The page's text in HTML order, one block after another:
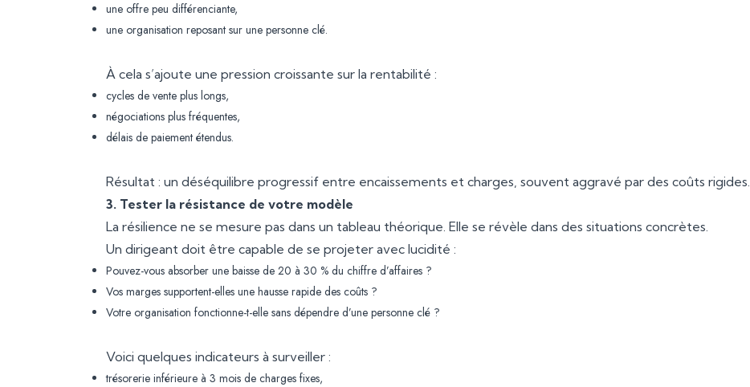
une offre peu différenciante,
une organisation reposant sur une personne clé.
À cela s’ajoute une pression croissante sur la rentabilité :
cycles de vente plus longs,
négociations plus fréquentes,
délais de paiement étendus.
Résultat : un déséquilibre progressif entre encaissements et charges, souvent aggravé par des coûts rigides.
3. Tester la résistance de votre modèle
La résilience ne se mesure pas dans un tableau théorique. Elle se révèle dans des situations concrètes.
Un dirigeant doit être capable de se projeter avec lucidité :
Pouvez-vous absorber une baisse de 20 à 30 % du chiffre d’affaires ?
Vos marges supportent-elles une hausse rapide des coûts ?
Votre organisation fonctionne-t-elle sans dépendre d’une personne clé ?
Voici quelques indicateurs à surveiller :
trésorerie inférieure à 3 mois de charges fixes,